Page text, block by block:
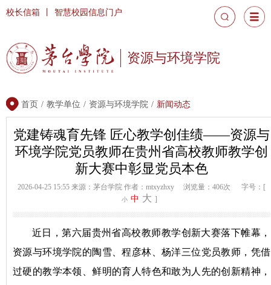
资源与环境学院
校长信箱 智慧校园信息门户
首页 / 教学单位 / 资源与环境学院 / 新闻动态
党建铸魂育先锋 匠心教学创佳绩——资源与
环境学院党员教师在贵州省高校教师教学创
新大赛中彰显党员本色
2026-04-25 15:55 来源：茅台学院 作者：mtxyzhxy 浏览量：406次 字号：[
小 中 大 ]
近日，第六届贵州省高校教师教学创新大赛落下帷幕，
资源与环境学院的陶雪、程彦林、杨洋三位党员教师，凭借
过硬的教学本领、鲜明的育人特色和敢为人先的创新精神，